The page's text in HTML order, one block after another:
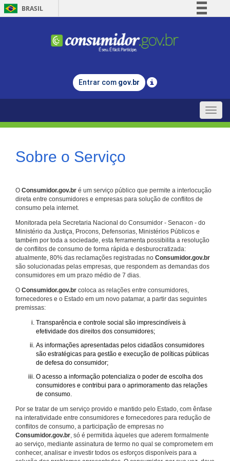
BRASIL
Comunica BR
Legislação
Entrar com gov.br
Toggle
Sobre o Serviço
O Consumidor.gov.br é um serviço público que permite a interlocução
direta entre consumidores e empresas para solução de conflitos de
consumo pela internet.
Monitorada pela Secretaria Nacional do Consumidor - Senacon - do
Ministério da Justiça, Procons, Defensorias, Ministérios Públicos e
também por toda a sociedade, esta ferramenta possibilita a resolução
de conflitos de consumo de forma rápida e desburocratizada:
atualmente, 80% das reclamações registradas no Consumidor.gov.br
são solucionadas pelas empresas, que respondem as demandas dos
consumidores em um prazo médio de 7 dias.
O Consumidor.gov.br coloca as relações entre consumidores,
fornecedores e o Estado em um novo patamar, a partir das seguintes
premissas:
Transparência e controle social são imprescindíveis à
efetividade dos direitos dos consumidores;
As informações apresentadas pelos cidadãos consumidores
são estratégicas para gestão e execução de políticas públicas
de defesa do consumidor;
O acesso a informação potencializa o poder de escolha dos
consumidores e contribui para o aprimoramento das relações
de consumo.
Por se tratar de um serviço provido e mantido pelo Estado, com ênfase
na interatividade entre consumidores e fornecedores para redução de
conflitos de consumo, a participação de empresas no
Consumidor.gov.br, só é permitida àqueles que aderem formalmente
ao serviço, mediante assinatura de termo no qual se comprometem em
conhecer, analisar e investir todos os esforços disponíveis para a